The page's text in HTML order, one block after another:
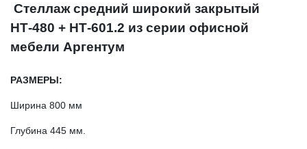
Стеллаж средний широкий закрытый
НТ-480 + НТ-601.2 из серии офисной
мебели Аргентум
РАЗМЕРЫ:
Ширина 800 мм
Глубина 445 мм.